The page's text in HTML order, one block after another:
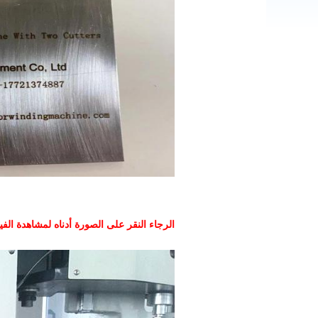
الرجاء النقر على الصورة أدناه لمشاهدة